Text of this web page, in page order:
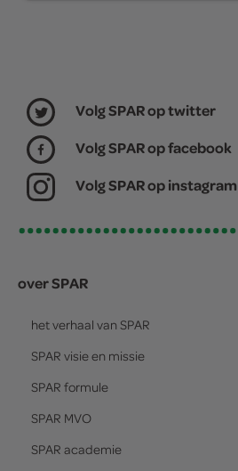
Volg SPAR op twitter
Volg SPAR op facebook
Volg SPAR op instagram
over SPAR
het verhaal van SPAR
SPAR visie en missie
SPAR formule
SPAR MVO
SPAR academie